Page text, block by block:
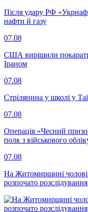
Після удару РФ
нафти й газу
07.08
США вирішили
Іраном
07.08
Стрілянина у школі у
07.08
Операція «Чесний
полк з військового
07.08
На Житомирщині
розпочато розслідування